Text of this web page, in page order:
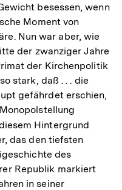
besessen, wenn
Moment von
Nun war aber, wie
der zwanziger Jahre
der Kirchenpolitik
stark, daß . . . die
gefährdet erschien,
Hintergrund
das den tiefsten
des
Republik markiert
in seiner